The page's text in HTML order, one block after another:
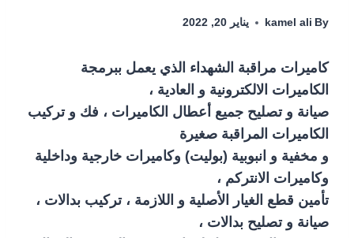
By
kamel ali يناير 20, 2022
كاميرات مراقبة الشهداء الذي يعمل ببرمجة
الكاميرات الالكترونية و العادية ،
صيانة و تصليح جميع أعطال الكاميرات ، فك و تركيب
الكاميرات المراقبة صغيرة
و مخفية و انبوبية (بوليت) وكاميرات خارجية وداخلية
وكاميرات الانتركم ،
تأمين قطع الغيار الأصلية و اللازمة ، تركيب بدالات ،
صيانة و تصليح بدالات ،